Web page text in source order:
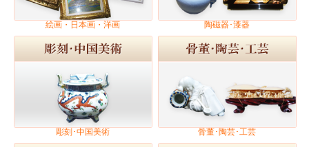
絵画・日本画・洋画 陶磁器･漆器
彫刻･中国美術 骨董･陶芸･工芸